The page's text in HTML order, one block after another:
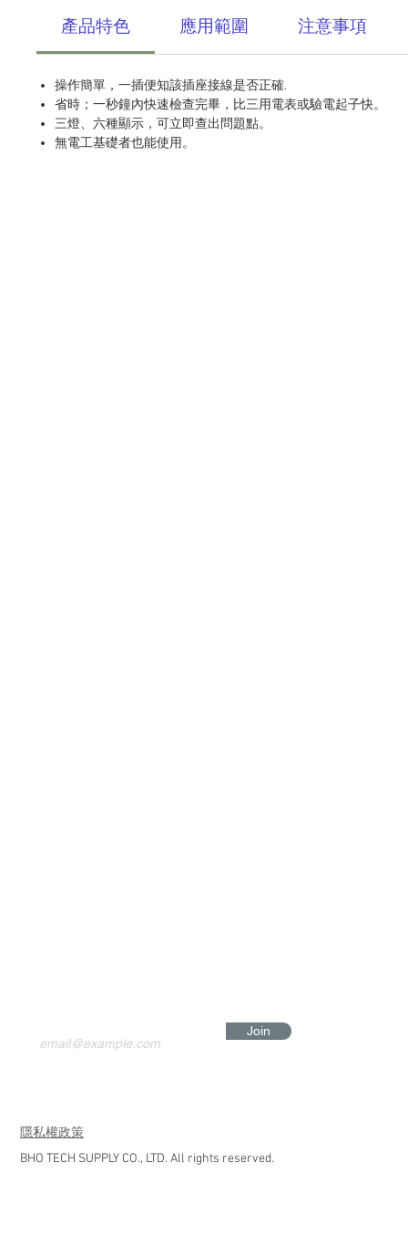
產品特色 應用範圍 注意事項
操作簡單，一插便知該插座接線是否正確.
省時；一秒鐘內快速檢查完畢，比三用電表或驗電起子快。
三燈、六種顯示，可立即查出問題點。
無電工基礎者也能使用。
Join
​隱私權政策
BHO TECH SUPPLY CO., LTD. All rights reserved.